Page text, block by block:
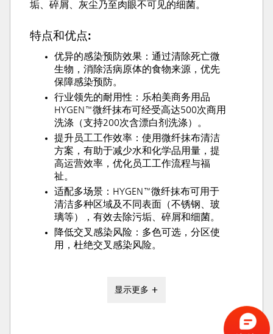
垢、碎屑、灰尘乃至肉眼不可见的细菌。
特点和优点:
优异的感染预防效果：通过清除死亡微
生物，消除活病原体的食物来源，优先
保障感染预防。
行业领先的耐用性：乐柏美商务用品
HYGEN™微纤抹布可经受高达500次商用
洗涤（支持200次含漂白剂洗涤）。
提升员工工作效率：使用微纤抹布清洁
方案，有助于减少水和化学品用量，提
高运营效率，优化员工工作流程与福
祉。
适配多场景：HYGEN™微纤抹布可用于
清洁多种区域及不同表面（不锈钢、玻
璃等），有效去除污垢、碎屑和细菌。
降低交叉感染风险：多色可选，分区使
用，杜绝交叉感染风险。
显示更多 +